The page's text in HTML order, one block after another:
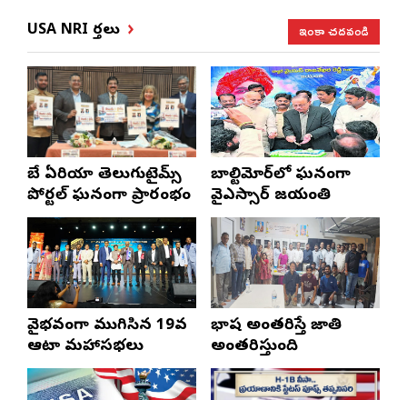
USA NRI వార్తలు ఇంకా చదవండి
బే ఏరియా తెలుగుటైమ్స్
పోర్టల్ ఘనంగా ప్రారంభం
బాల్టిమోర్‌లో ఘనంగా
వైఎస్సార్‌ జయంతి
వైభవంగా ముగిసిన 19వ
ఆటా మహాసభలు
భాష అంతరిస్తే జాతి
అంతరిస్తుంది